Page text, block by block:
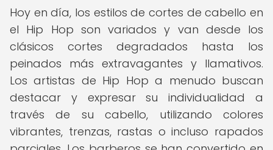
Hoy en día, los estilos de cortes de cabello en
el Hip Hop son variados y van desde los
clásicos cortes degradados hasta los
peinados más extravagantes y llamativos.
Los artistas de Hip Hop a menudo buscan
destacar y expresar su individualidad a
través de su cabello, utilizando colores
vibrantes, trenzas, rastas o incluso rapados